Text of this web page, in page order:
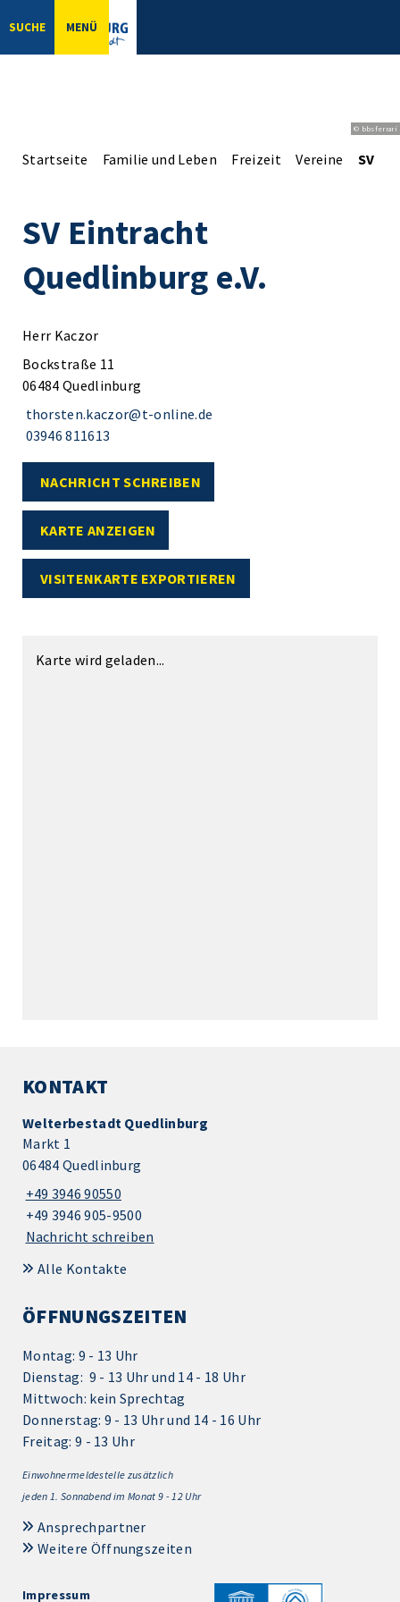
SUCHE MENÜ
© bbsferrari
Startseite Familie und Leben Freizeit Vereine SV
SV Eintracht
Quedlinburg e.V.
Herr Kaczor
Bockstraße 11
06484 Quedlinburg
thorsten.kaczor@t-online.de
03946 811613
NACHRICHT SCHREIBEN
KARTE ANZEIGEN
VISITENKARTE EXPORTIEREN
Karte wird geladen...
KONTAKT
Welterbestadt Quedlinburg
Markt 1
06484 Quedlinburg
+49 3946 90550
+49 3946 905-9500
Nachricht schreiben
Alle Kontakte
ÖFFNUNGSZEITEN
Montag: 9 - 13 Uhr
Dienstag: 9 - 13 Uhr und 14 - 18 Uhr
Mittwoch: kein Sprechtag
Donnerstag: 9 - 13 Uhr und 14 - 16 Uhr
Freitag: 9 - 13 Uhr
Einwohnermeldestelle zusätzlich
jeden 1. Sonnabend im Monat 9 - 12 Uhr
Ansprechpartner
Weitere Öffnungszeiten
Impressum